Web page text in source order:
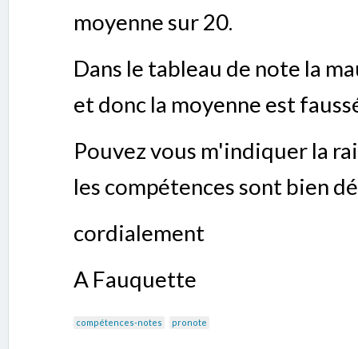
moyenne sur 20.
Dans le tableau de note la
et donc la moyenne est
Pouvez vous m'indiquer la
les compétences sont bien
cordialement
A Fauquette
compétences-notes pronote